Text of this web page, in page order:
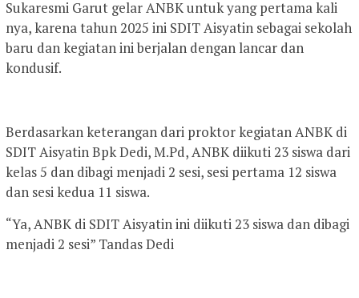
Sukaresmi Garut gelar ANBK untuk yang pertama kali
nya, karena tahun 2025 ini SDIT Aisyatin sebagai sekolah
baru dan kegiatan ini berjalan dengan lancar dan
kondusif.
Berdasarkan keterangan dari proktor kegiatan ANBK di
SDIT Aisyatin Bpk Dedi, M.Pd, ANBK diikuti 23 siswa dari
kelas 5 dan dibagi menjadi 2 sesi, sesi pertama 12 siswa
dan sesi kedua 11 siswa.
“Ya, ANBK di SDIT Aisyatin ini diikuti 23 siswa dan dibagi
menjadi 2 sesi” Tandas Dedi